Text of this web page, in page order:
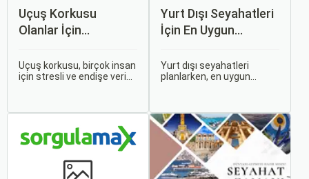
Uçuş Korkusu
Olanlar İçin
Uçuş korkusu, birçok insan
için stresli ve endişe verici
için büyük bir sorun teşkil
edebilir.
Yurt Dışı Seyahatleri
İçin En Uygun
Yurt dışı seyahatleri
planlarken, en uygun
daha keyifli bir tatil
geçirmenizi sağlar. Bu
yazıda, mevsimsel
değişiklikleri, özel tatil
günlerini ve Sorgulamax.